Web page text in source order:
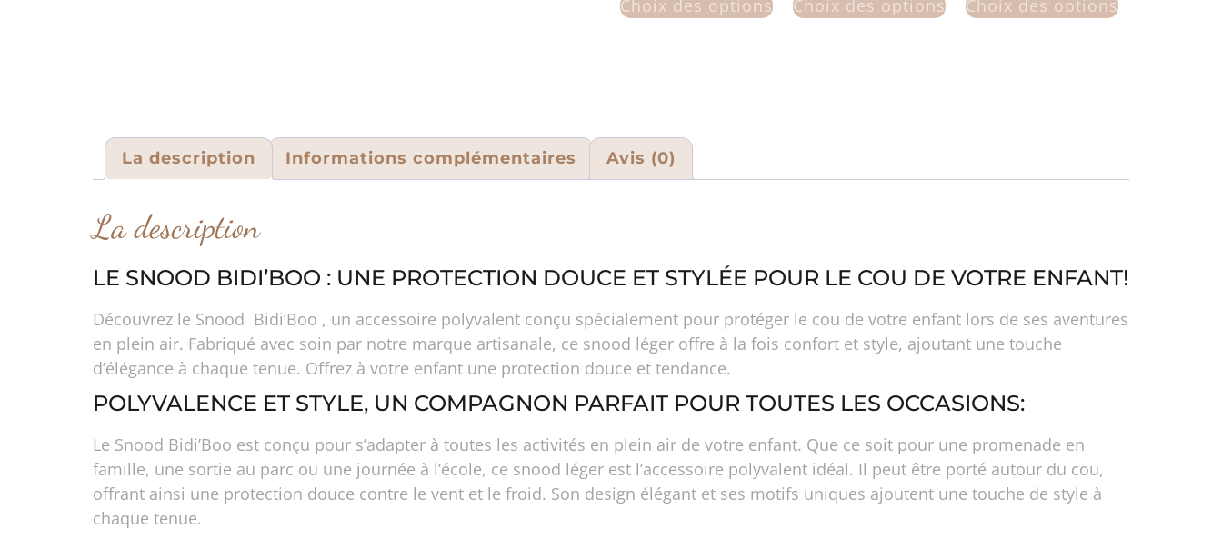
Choix des options Choix des options Choix des options
La description Informations complémentaires Avis (0)
La description
LE SNOOD BIDI’BOO : UNE PROTECTION DOUCE ET STYLÉE POUR LE COU DE VOTRE ENFANT!
Découvrez le Snood Bidi’Boo , un accessoire polyvalent conçu spécialement pour protéger le cou de votre enfant lors de ses aventures
en plein air. Fabriqué avec soin par notre marque artisanale, ce snood léger offre à la fois confort et style, ajoutant une touche
d’élégance à chaque tenue. Offrez à votre enfant une protection douce et tendance.
POLYVALENCE ET STYLE, UN COMPAGNON PARFAIT POUR TOUTES LES OCCASIONS:
Le Snood Bidi’Boo est conçu pour s’adapter à toutes les activités en plein air de votre enfant. Que ce soit pour une promenade en
famille, une sortie au parc ou une journée à l’école, ce snood léger est l’accessoire polyvalent idéal. Il peut être porté autour du cou,
offrant ainsi une protection douce contre le vent et le froid. Son design élégant et ses motifs uniques ajoutent une touche de style à
chaque tenue.